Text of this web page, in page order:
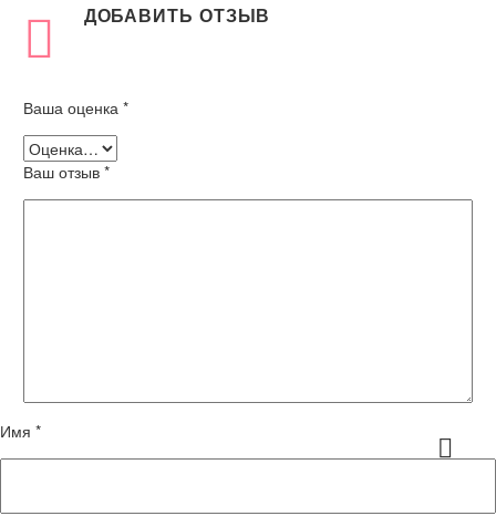
ДОБАВИТЬ ОТЗЫВ
Ваша оценка *
Ваш отзыв *
Имя *